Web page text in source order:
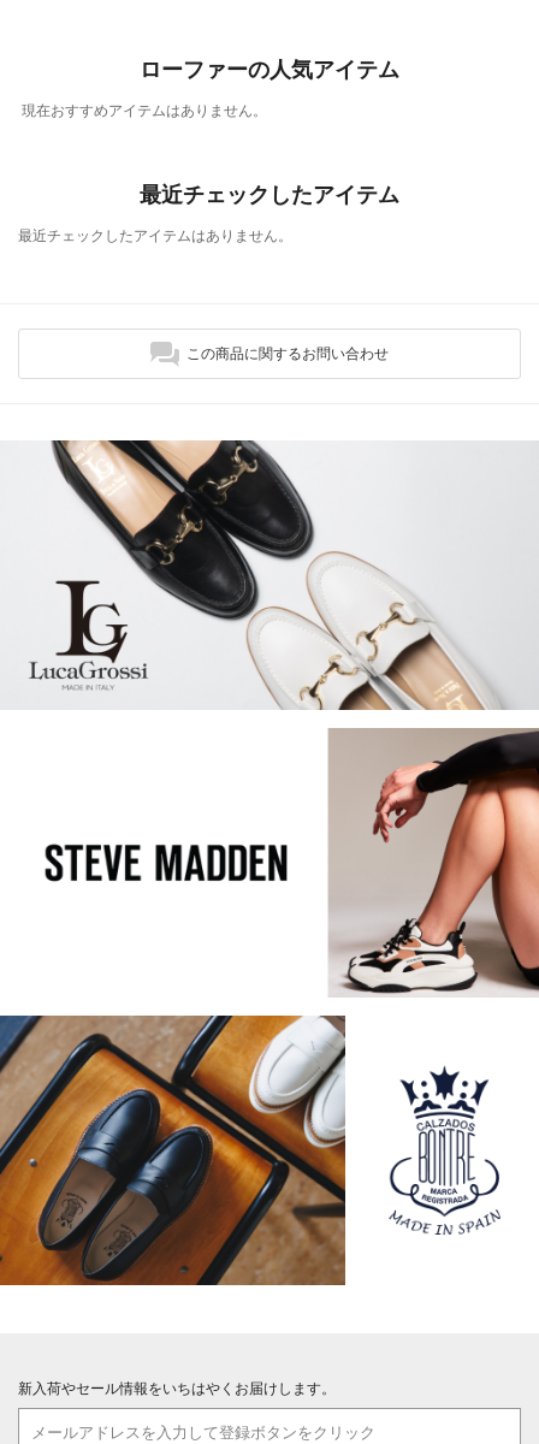
ローファーの人気アイテム
現在おすすめアイテムはありません。
最近チェックしたアイテム
最近チェックしたアイテムはありません。
この商品に関するお問い合わせ
新入荷やセール情報をいちはやくお届けします。